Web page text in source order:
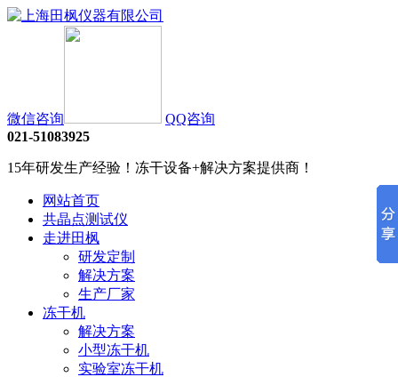
微信咨询
QQ咨询
021-51083925
15年研发生产经验！冻干设备+解决方案提供商！
网站首页
共晶点测试仪
走进田枫
研发定制
解决方案
生产厂家
冻干机
解决方案
小型冻干机
实验室冻干机